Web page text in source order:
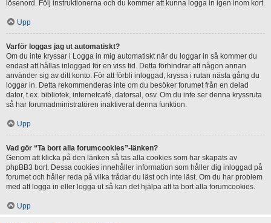
lösenord. Följ instruktionerna och du kommer att kunna logga in igen inom kort.
Upp
Varför loggas jag ut automatiskt?
Om du inte kryssar i Logga in mig automatiskt när du loggar in så kommer du
endast att hållas inloggad för en viss tid. Detta förhindrar att någon annan
använder sig av ditt konto. För att förbli inloggad, kryssa i rutan nästa gång du
loggar in. Detta rekommenderas inte om du besöker forumet från en delad
dator, t.ex. bibliotek, internetcafé, datorsal, osv. Om du inte ser denna kryssruta
så har forumadministratören inaktiverat denna funktion.
Upp
Vad gör “Ta bort alla forumcookies”-länken?
Genom att klicka på den länken så tas alla cookies som har skapats av
phpBB3 bort. Dessa cookies innehåller information som håller dig inloggad på
forumet och håller reda på vilka trådar du läst och inte läst. Om du har problem
med att logga in eller logga ut så kan det hjälpa att ta bort alla forumcookies.
Upp